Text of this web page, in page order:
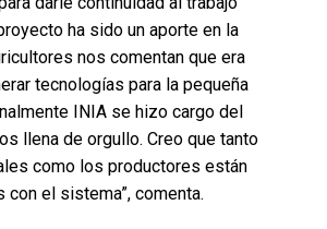
ha sido un aporte en la
nos comentan que era
tecnologías para la pequeña
INIA se hizo cargo del
llena de orgullo. Creo que tanto
como los productores están
con el sistema”, comenta.